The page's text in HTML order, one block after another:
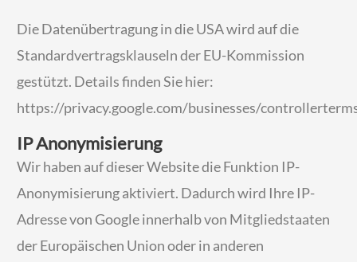
Die Datenübertragung in die USA wird auf die
Standardvertragsklauseln der EU-Kommission
gestützt. Details finden Sie hier:
https://privacy.google.com/businesses/
IP Anonymisierung
Wir haben auf dieser Website die Funktion IP-
Anonymisierung aktiviert. Dadurch wird Ihre IP-
Adresse von Google innerhalb von Mitgliedstaaten
der Europäischen Union oder in anderen